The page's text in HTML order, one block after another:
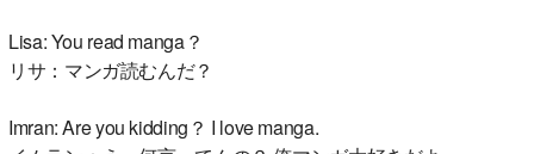
Lisa: You read manga？
リサ：マンガ読むんだ？
Imran: Are you kidding？ I love manga.